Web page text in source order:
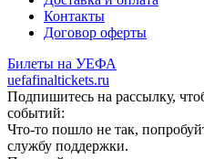
Контакты
Договор оферты
Билеты на УЕФА
uefafinaltickets.ru
Подпишитесь на рассылку,
событий:
Что-то пошло не так,
службу поддержки.